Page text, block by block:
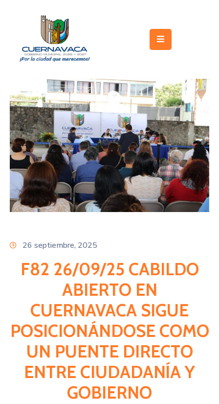
Gobierno
Trámites
y
Servicios
Licitaciones
Transparencia
Directorio
26 septiembre, 2025
F82 26/09/25 CABILDO
ABIERTO EN
CUERNAVACA SIGUE
POSICIONÁNDOSE COMO
UN PUENTE DIRECTO
ENTRE CIUDADANÍA Y
GOBIERNO